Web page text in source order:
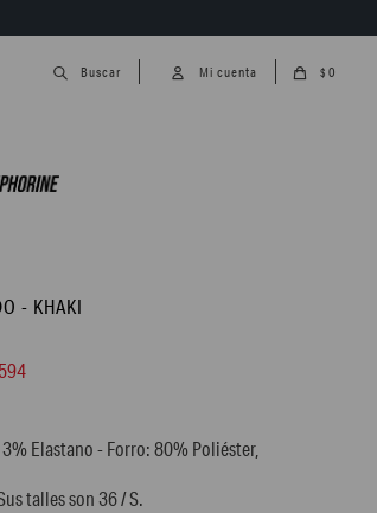
$ 0
- KHAKI
594
Elastano - Forro: 80% Poliéster,
talles son 36 / S.